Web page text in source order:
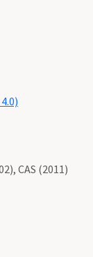
CAS (2011)